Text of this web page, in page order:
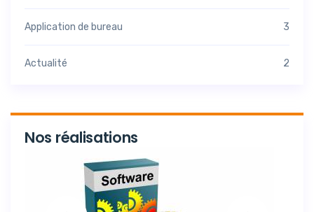
Application de bureau 3
Actualité 2
Nos réalisations